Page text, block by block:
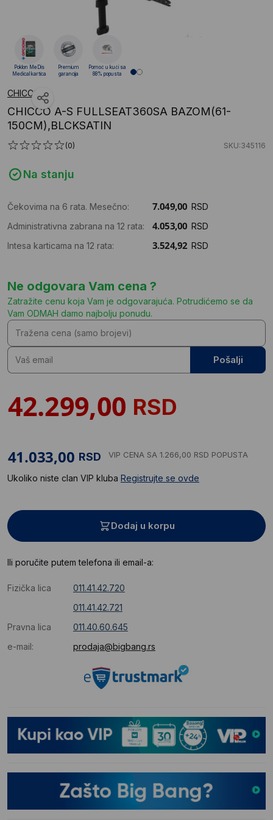
CHICCO
CHICCO A-S FULLSEAT360SA BAZOM(61-
150CM),BLCKSATIN
(0) SKU:345116
Na stanju
Čekovima na 6 rata. Mesečno:
RSD
Administrativna zabrana na 12 rata:
RSD
Intesa karticama na 12 rata:
RSD
Ne odgovara Vam cena ?
Zatražite cenu koja Vam je odgovarajuća. Potrudićemo se da
Vam ODMAH damo najbolju ponudu.
Pošalji
RSD
RSD VIP CENA SA 1.266,00 RSD POPUSTA
Ukoliko niste clan VIP kluba Registrujte se ovde
Dodaj u korpu
Ili poručite putem telefona ili email-a:
Fizička lica
011.41.42.720
011.41.42.721
Pravna lica
011.40.60.645
e-mail:
prodaja@bigbang.rs
Poklon MeDis
Medical kartica
Premium
garancija
Pomoć u kući sa
88% popusta